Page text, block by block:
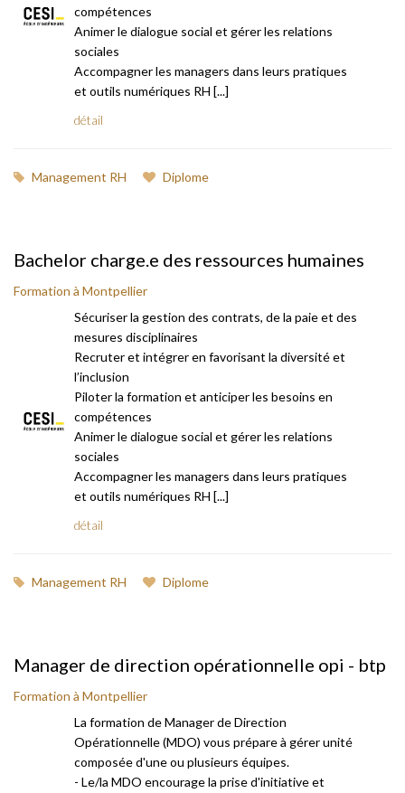
compétences
Animer le dialogue social et gérer les relations
sociales
Accompagner les managers dans leurs pratiques
et outils numériques RH [...]
détail
Management RH Diplome
Bachelor charge.e des ressources humaines
Formation à Montpellier
Sécuriser la gestion des contrats, de la paie et des
mesures disciplinaires
Recruter et intégrer en favorisant la diversité et
l’inclusion
Piloter la formation et anticiper les besoins en
compétences
Animer le dialogue social et gérer les relations
sociales
Accompagner les managers dans leurs pratiques
et outils numériques RH [...]
détail
Management RH Diplome
Manager de direction opérationnelle opi - btp
Formation à Montpellier
La formation de Manager de Direction
Opérationnelle (MDO) vous prépare à gérer unité
composée d'une ou plusieurs équipes.
- Le/la MDO encourage la prise d'initiative et